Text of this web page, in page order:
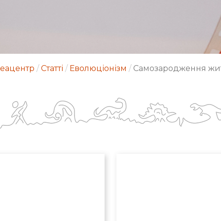
/ Статті / Еволюціонізм / Самозародження